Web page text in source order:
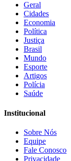
Geral
Cidades
Economia
Política
Justiça
Brasil
Mundo
Esporte
Artigos
Polícia
Saúde
Institucional
Sobre Nós
Equipe
Fale Conosco
Privacidade